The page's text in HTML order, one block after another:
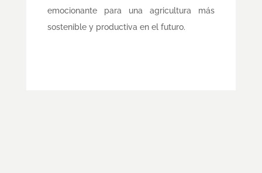
emocionante para una agricultura más
sostenible y productiva en el futuro.